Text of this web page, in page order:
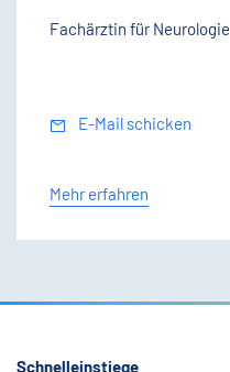
Fachärztin für Neurologie
E-Mail schicken
Mehr erfahren
Schnelleinstiege